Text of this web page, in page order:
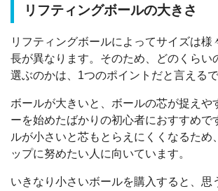
リフティングボールの大きさ
リフティングボールによってサイズは様
長が異なります。そのため、どのくらい
選ぶのかは、1つのポイントだと言えるで
ボールが大きいと、ボールの芯が捉えや
ーを始めたばかりの初心者におすすめで
ルが小さいと芯もとらえにくくなるため
ップに努めたい人に向いています。
いきなり小さいボールを購入すると、思